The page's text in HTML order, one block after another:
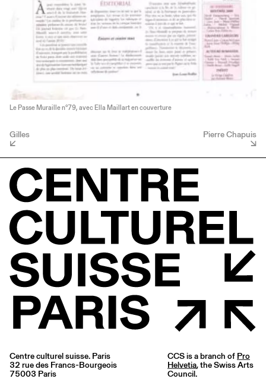
Le Passe Muraille n°79, avec Ella Maillart en couverture
Gilles Pierre Chapuis
Centre culturel suisse. Paris
32 rue des Francs-Bourgeois
75003 Paris
CCS is a branch of Pro
Helvetia, the Swiss Arts
Council.